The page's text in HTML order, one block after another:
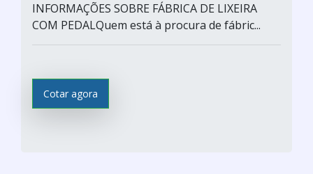
INFORMAÇÕES SOBRE FÁBRICA DE LIXEIRA
COM PEDALQuem está à procura de fábric...
Cotar agora